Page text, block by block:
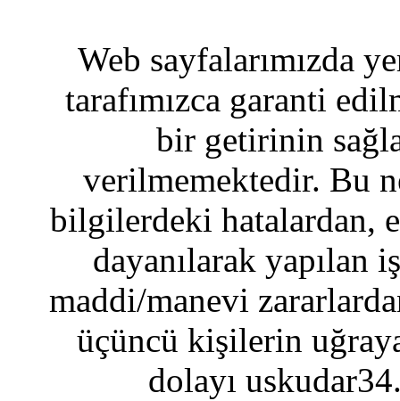
Web sayfalarımızda
tarafımızca garanti
bir getirinin
verilmemektedir. Bu
bilgilerdeki hatalardan,
dayanılarak yapılan
maddi/manevi
üçüncü kişilerin
dolayı